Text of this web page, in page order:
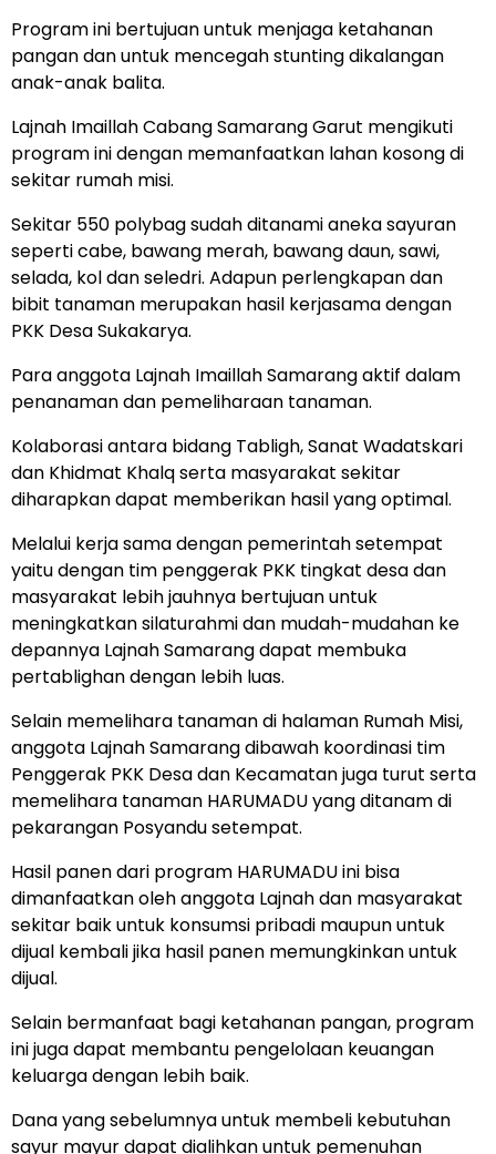
Program ini bertujuan untuk menjaga ketahanan
pangan dan untuk mencegah stunting dikalangan
anak-anak balita.
Lajnah Imaillah Cabang Samarang Garut mengikuti
program ini dengan memanfaatkan lahan kosong di
sekitar rumah misi.
Sekitar 550 polybag sudah ditanami aneka sayuran
seperti cabe, bawang merah, bawang daun, sawi,
selada, kol dan seledri. Adapun perlengkapan dan
bibit tanaman merupakan hasil kerjasama dengan
PKK Desa Sukakarya.
Para anggota Lajnah Imaillah Samarang aktif dalam
penanaman dan pemeliharaan tanaman.
Kolaborasi antara bidang Tabligh, Sanat Wadatskari
dan Khidmat Khalq serta masyarakat sekitar
diharapkan dapat memberikan hasil yang optimal.
Melalui kerja sama dengan pemerintah setempat
yaitu dengan tim penggerak PKK tingkat desa dan
masyarakat lebih jauhnya bertujuan untuk
meningkatkan silaturahmi dan mudah-mudahan ke
depannya Lajnah Samarang dapat membuka
pertablighan dengan lebih luas.
Selain memelihara tanaman di halaman Rumah Misi,
anggota Lajnah Samarang dibawah koordinasi tim
Penggerak PKK Desa dan Kecamatan juga turut serta
memelihara tanaman HARUMADU yang ditanam di
pekarangan Posyandu setempat.
Hasil panen dari program HARUMADU ini bisa
dimanfaatkan oleh anggota Lajnah dan masyarakat
sekitar baik untuk konsumsi pribadi maupun untuk
dijual kembali jika hasil panen memungkinkan untuk
dijual.
Selain bermanfaat bagi ketahanan pangan, program
ini juga dapat membantu pengelolaan keuangan
keluarga dengan lebih baik.
Dana yang sebelumnya untuk membeli kebutuhan
sayur mayur dapat dialihkan untuk pemenuhan